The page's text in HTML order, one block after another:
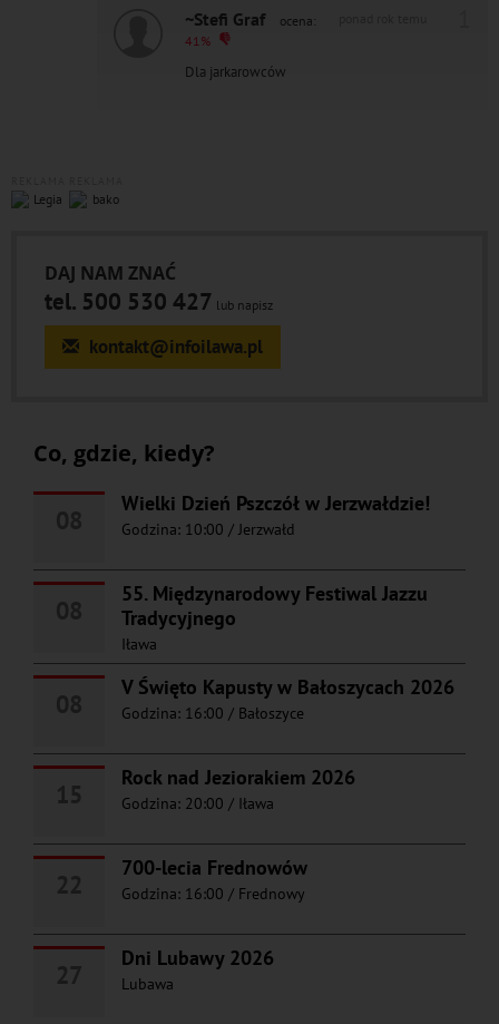
~Stefi Graf
ocena:
41%
Dla jarkarowców
DAJ NAM ZNAĆ
tel. 500 530 427 lub napisz
kontakt@infoilawa.pl
Co, gdzie, kiedy?
Wielki Dzień Pszczół w Jerzwałdzie!
Godzina: 10:00 / Jerzwałd
55. Międzynarodowy Festiwal Jazzu
Tradycyjnego
Iława
V Święto Kapusty w Bałoszycach 2026
Godzina: 16:00 / Bałoszyce
Rock nad Jeziorakiem 2026
Godzina: 20:00 / Iława
700-lecia Frednowów
Godzina: 16:00 / Frednowy
Dni Lubawy 2026
Lubawa